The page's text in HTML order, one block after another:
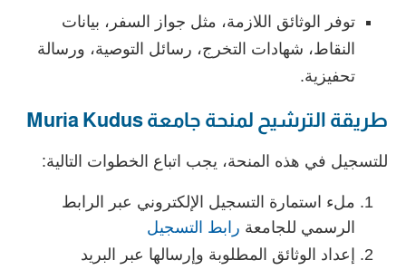
توفر الوثائق اللازمة، مثل جواز السفر، بيانات
النقاط، شهادات التخرج، رسائل التوصية، ورسالة
تحفيزية.
طريقة الترشيح لمنحة جامعة Muria Kudus
للتسجيل في هذه المنحة، يجب اتباع الخطوات التالية:
ملء استمارة التسجيل الإلكتروني عبر الرابط
الرسمي للجامعة رابط التسجيل
إعداد الوثائق المطلوبة وإرسالها عبر البريد